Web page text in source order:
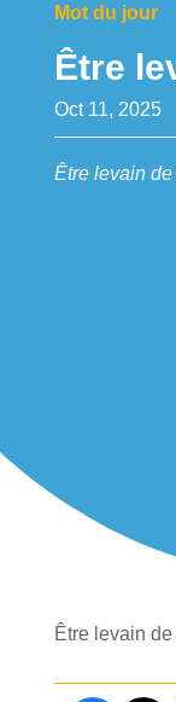
Mot du jour
Être
Oct 11, 2025
Être levain
Être levain